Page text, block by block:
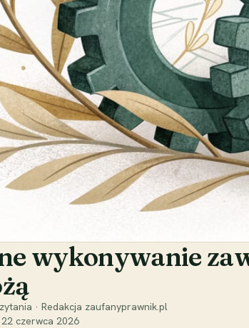
wykonywanie
· Redakcja zaufanyprawnik.pl
22 czerwca 2026